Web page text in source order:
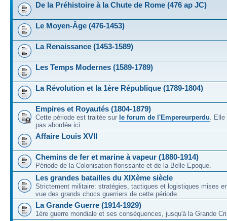
De la Préhistoire à la Chute de Rome (476 ap JC)
Le Moyen-Âge (476-1453)
La Renaissance (1453-1589)
Les Temps Modernes (1589-1789)
La Révolution et la 1ère République (1789-1804)
Empires et Royautés (1804-1879)
Cette période est traitée sur le forum de l'Empereurperdu. Elle
pas abordée ici.
Affaire Louis XVII
Chemins de fer et marine à vapeur (1880-1914)
Période de la Colonisation florissante et de la Belle-Epoque.
Les grandes batailles du XIXème siècle
Strictement militaire: stratégies, tactiques et logistiques mises
vue des grands chocs guerriers de cette période.
La Grande Guerre (1914-1929)
1ère guerre mondiale et ses conséquences, jusqu'à la Grande